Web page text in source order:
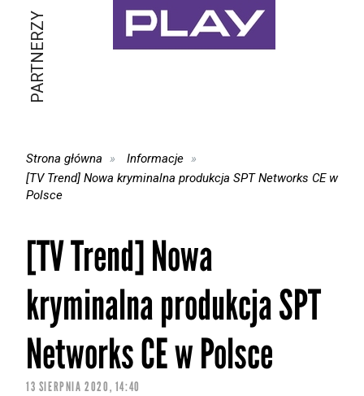
PARTNERZY
Strona główna
Informacje
[TV Trend] Nowa kryminalna produkcja SPT Networks CE w
Polsce
[TV Trend] Nowa
kryminalna produkcja SPT
Networks CE w Polsce
13 SIERPNIA 2020, 14:40